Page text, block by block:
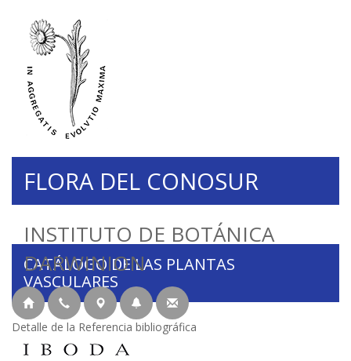
INSTITUTO DE BOTÁNICA
DARWINION
FLORA DEL CONOSUR
CATÁLOGO DE LAS PLANTAS
VASCULARES
Detalle de la Referencia bibliográfica